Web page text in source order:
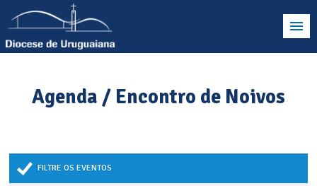
Agenda / Encontro de Noivos
FILTRE OS EVENTOS